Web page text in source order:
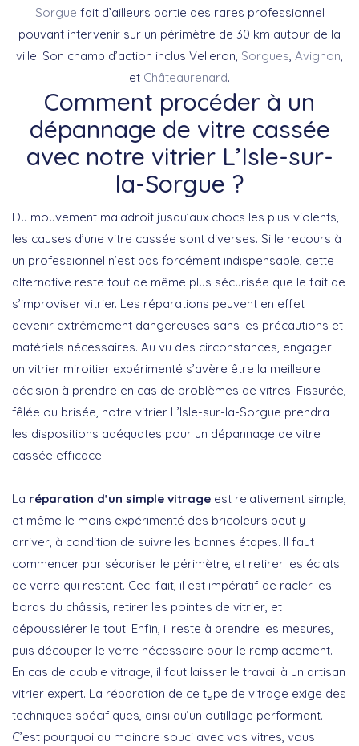
Sorgue fait d’ailleurs partie des rares professionnel
pouvant intervenir sur un périmètre de 30 km autour de la
ville. Son champ d’action inclus Velleron, Sorgues Avignon
et Châteaurenard.
Comment procéder à un
dépannage de vitre cassée
avec notre vitrier L’Isle-sur-
la-Sorgue ?
Du mouvement maladroit jusqu’aux chocs les plus violents,
les causes d’une vitre cassée sont diverses. Si le recours à
un professionnel n’est pas forcément indispensable, cette
alternative reste tout de même plus sécurisée que le fait de
s’improviser vitrier. Les réparations peuvent en effet
devenir extrêmement dangereuses sans les précautions et
matériels nécessaires. Au vu des circonstances, engager
un vitrier miroitier expérimenté s’avère être la meilleure
décision à prendre en cas de problèmes de vitres. Fissurée,
fêlée ou brisée, notre vitrier L’Isle-sur-la-Sorgue prendra
les dispositions adéquates pour un dépannage de vitre
cassée efficace.
La réparation d’un simple vitrage est relativement simple,
et même le moins expérimenté des bricoleurs peut y
arriver, à condition de suivre les bonnes étapes. Il faut
commencer par sécuriser le périmètre, et retirer les éclats
de verre qui restent. Ceci fait, il est impératif de racler les
bords du châssis, retirer les pointes de vitrier, et
dépoussiérer le tout. Enfin, il reste à prendre les mesures,
puis découper le verre nécessaire pour le remplacement.
En cas de double vitrage, il faut laisser le travail à un artisan
vitrier expert. La réparation de ce type de vitrage exige des
techniques spécifiques, ainsi qu’un outillage performant.
C’est pourquoi au moindre souci avec vos vitres, vous